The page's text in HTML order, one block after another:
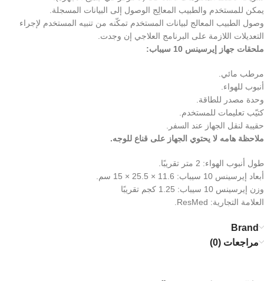
يمكن للمستخدم والطبيب المعالِج الوصول إلى البيانات المسجلة.
وصول الطبيب المعالج لبيانات المستخدم تمكّنه من تنبيه المستخدم لإجراء
التعديلات اللازمة على البرنامج العلاجي إن وجدت.
ملحقات جهاز إيرسينس 10 سيباب:
مرطب مائي.
أنبوب للهواء.
وحدة مصدر للطاقة.
كتيّب تعليمات للمستخدم.
حقيبة لنقل الجهاز عند السفر.
ملاحظة هامه لا يحتوي الجهاز على قناع للوجه.
طول أنبوب الهواء: 2 متر تقريبًا.
أبعاد إيرسينس 10 سيباب: 11.6 × 25.5 × 15 سم.
وزن إيرسينس 10 سيباب: 1.25 كجم تقريبًا
العلامة التجارية: ResMed.
Brand
مراجعات (0)